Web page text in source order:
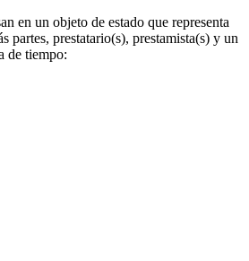
en un objeto de estado que representa
partes, prestatario(s), prestamista(s) y un
de tiempo: